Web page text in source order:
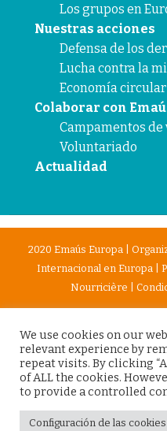
Los grupos en
Nuestras acciones
Defensa de los
Lucha contra la
Economía
Colaborar con
Campamentos de
Voluntariado
Actualidad
2020 Emaús Europa |
Internacional en Europa |
Nourricière
We use cookies on our
relevant experience by
repeat visits. By clicking
of ALL the cookies.
to provide a controlled
Configuración de las cookies